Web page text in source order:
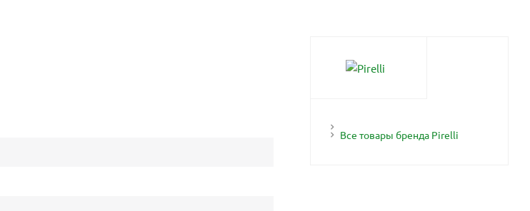
Все товары бренда Pirelli